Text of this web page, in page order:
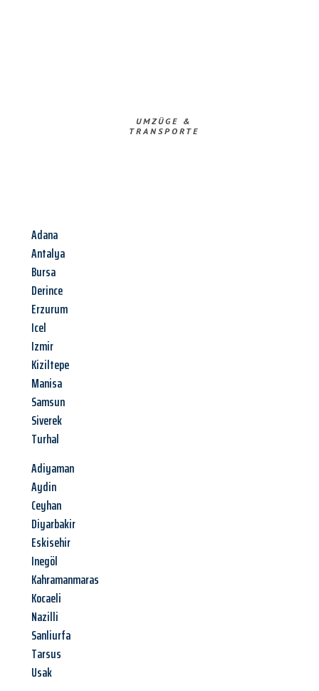
UMZÜGE &
TRANSPORTE
Adana
Antalya
Bursa
Derince
Erzurum
Icel
Izmir
Kiziltepe
Manisa
Samsun
Siverek
Turhal
Adiyaman
Aydin
Ceyhan
Diyarbakir
Eskisehir
Inegöl
Kahramanmaras
Kocaeli
Nazilli
Sanliurfa
Tarsus
Usak